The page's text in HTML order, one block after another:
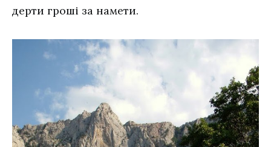
дерти гроші за намети.